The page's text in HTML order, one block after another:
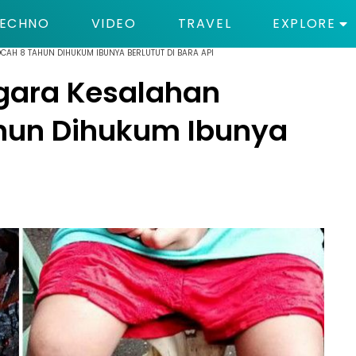
VIDEO TRAVEL EXPLORE
8 TAHUN DIHUKUM IBUNYA BERLUTUT DI BARA API
Kesalahan
Dihukum Ibunya